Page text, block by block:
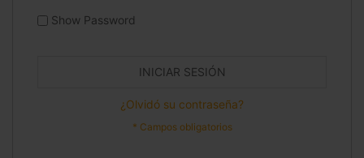
Show Password
INICIAR SESIÓN
¿Olvidó su contraseña?